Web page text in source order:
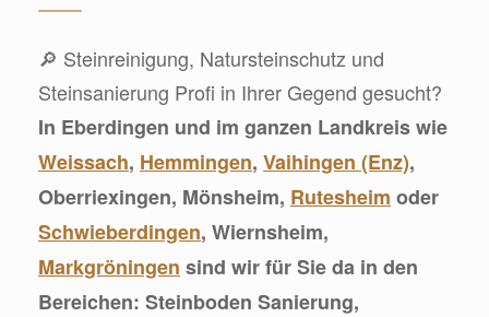
🔎 Steinreinigung, Natursteinschutz und
Steinsanierung Profi in Ihrer Gegend gesucht?
In Eberdingen und im ganzen Landkreis wie
Weissach, Hemmingen, Vaihingen (Enz),
Oberriexingen, Mönsheim, Rutesheim oder
Schwieberdingen, Wiernsheim,
Markgröningen sind wir für Sie da in den
Bereichen: Steinboden Sanierung,